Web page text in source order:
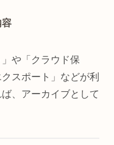
容
や「クラウド保
スポート」などが利
、アーカイブとして